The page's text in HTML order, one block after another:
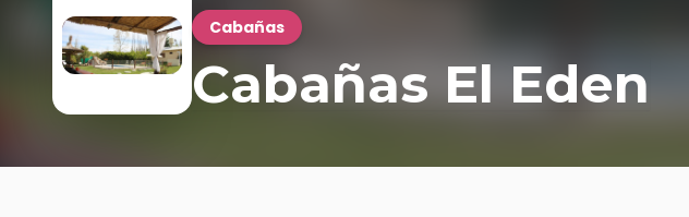
Cabañas
Cabañas El Eden